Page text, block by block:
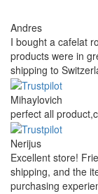
Andres
I bought a cafelat
products were in
shipping to
Mihaylovich
perfect all
Nerijus
Excellent store!
shipping, and the
purchasing